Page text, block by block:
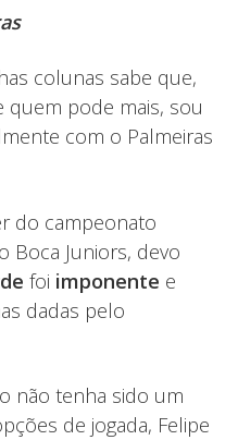
colunas sabe que,
quem pode mais, sou
com o Palmeiras
do campeonato
Boca Juniors, devo
foi imponente e
dadas pelo
não tenha sido um
de jogada, Felipe